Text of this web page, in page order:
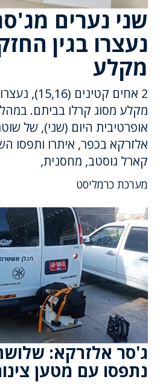
שני נערים
נעצרו בגין
מקלע
2 אחים
מקלע מסוג קרלו בביתם.
אופרטיבית היום (שני), של
אלזרקא בכפר, איתרו ותפסו
קארל גוסטב, מחסנית,
מערכת כרמליסט
ג'סר אלזרקא:
נתפסו עם מטען